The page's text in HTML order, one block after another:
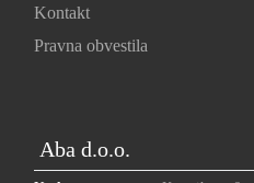
Kontakt
Pravna obvestila
Aba d.o.o.